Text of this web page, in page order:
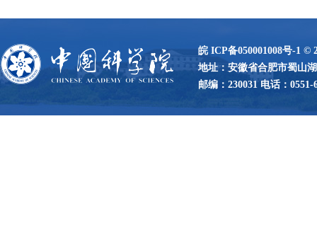
皖 ICP备050001008号-1 ©
地址：安徽省合肥市蜀山
邮编：230031 电话：